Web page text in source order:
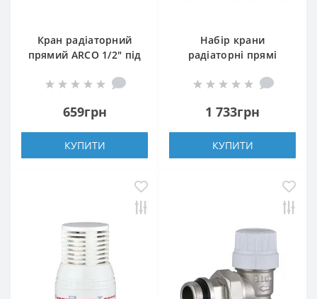
Кран радіаторний
прямий ARCO 1/2″ під
TB285 M30
659грн
КУПИТИ
Набір крани
радіаторні прямі
зворотка +
М30
1 733грн
КУПИТИ